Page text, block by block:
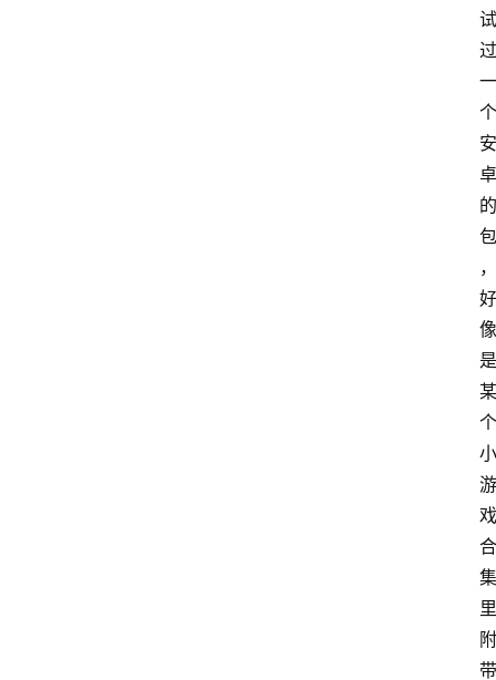
试
过
一
个
安
卓
的
包
，
好
像
是
某
个
小
游
戏
合
集
里
附
带